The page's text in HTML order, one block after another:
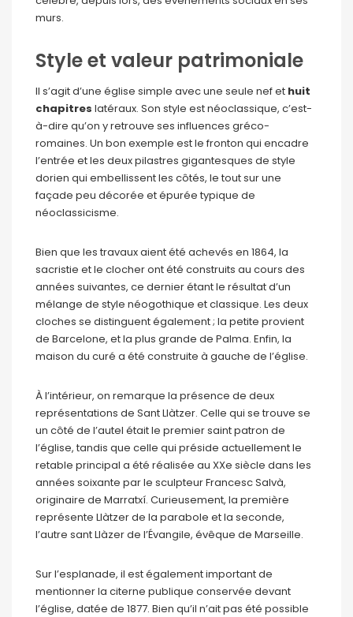
murs.
Style et valeur patrimoniale
Il s’agit d’une église simple avec une seule nef et huit
chapitres latéraux. Son style est néoclassique, c’est-
à-dire qu’on y retrouve ses influences gréco-
romaines. Un bon exemple est le fronton qui encadre
l’entrée et les deux pilastres gigantesques de style
dorien qui embellissent les côtés, le tout sur une
façade peu décorée et épurée typique de
néoclassicisme.
Bien que les travaux aient été achevés en 1864, la
sacristie et le clocher ont été construits au cours des
années suivantes, ce dernier étant le résultat d’un
mélange de style néogothique et classique. Les deux
cloches se distinguent également ; la petite provient
de Barcelone, et la plus grande de Palma. Enfin, la
maison du curé a été construite à gauche de l’église.
À l’intérieur, on remarque la présence de deux
représentations de Sant Llàtzer. Celle qui se trouve se
un côté de l’autel était le premier saint patron de
l’église, tandis que celle qui préside actuellement le
retable principal a été réalisée au XXe siècle dans les
années soixante par le sculpteur Francesc Salvà,
originaire de Marratxí. Curieusement, la première
représente Llàtzer de la parabole et la seconde,
l’autre sant Llàzer de l’Évangile, évêque de Marseille.
Sur l’esplanade, il est également important de
mentionner la citerne publique conservée devant
l’église, datée de 1877. Bien qu’il n’ait pas été possible